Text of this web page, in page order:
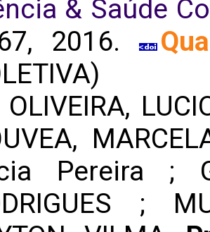
& Saúde
2016.
OLIVEIRA,
Pereira ;
;